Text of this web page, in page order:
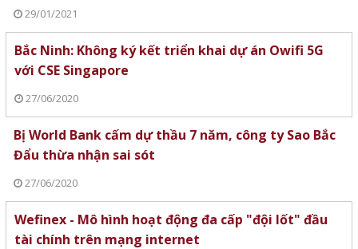
29/01/2021
Bắc Ninh: Không ký kết triển khai dự án Owifi 5G
với CSE Singapore
27/06/2020
Bị World Bank cấm dự thầu 7 năm, công ty Sao Bắc
Đẩu thừa nhận sai sót
27/06/2020
Wefinex - Mô hình hoạt động đa cấp "đội lốt" đầu
tài chính trên mạng internet